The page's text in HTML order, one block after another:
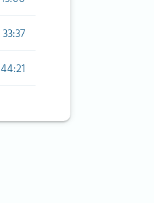
33:37
44:21